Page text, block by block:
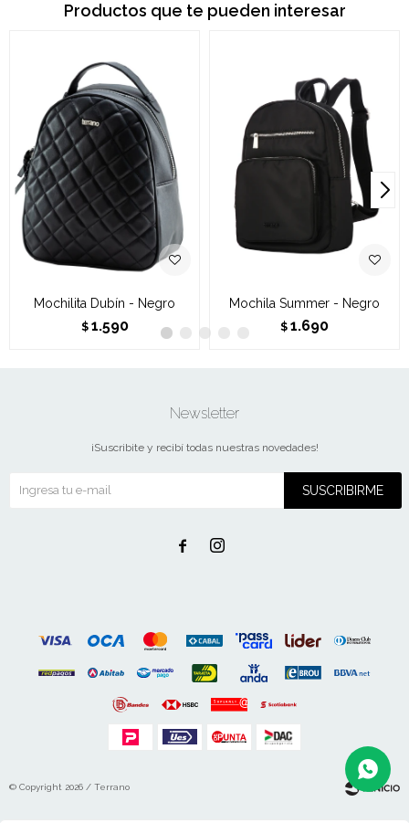
Productos que te pueden interesar
Mochilita Dubín - Negro
$ 1.590
Mochila Summer - Negro
$ 1.690
Newsletter
¡Suscribite y recibí todas nuestras novedades!
SUSCRIBIRME
 
© Copyright 2026 / Terrano